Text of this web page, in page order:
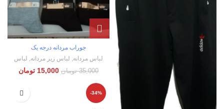
جوراب مردانه درجه یک
لباس مردانه, لباس زیر مردانه, لباس
35,000 تومان 15,000 تومان
-34%